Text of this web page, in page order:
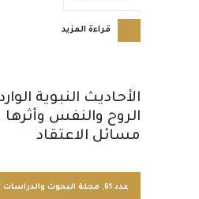
قراءة المزيد
الأحاديث النبوية
الروح والنفس وأثرها
مسائل الاعتقاد
عدد 61 , مجلة البحوث والدراسات